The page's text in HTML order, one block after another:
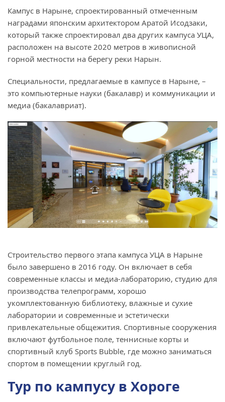
Кампус в Нарыне, спроектированный отмеченным
наградами японским архитектором Аратой Исодзаки,
который также спроектировал два других кампуса УЦА,
расположен на высоте 2020 метров в живописной
горной местности на берегу реки Нарын.
Специальности, предлагаемые в кампусе в Нарыне, –
это компьютерные науки (бакалавр) и коммуникации и
медиа (бакалавриат).
Строительство первого этапа кампуса УЦА в Нарыне
было завершено в 2016 году. Он включает в себя
современные классы и медиа-лабораторию, студию для
производства телепрограмм, хорошо
укомплектованную библиотеку, влажные и сухие
лаборатории и современные и эстетически
привлекательные общежития. Спортивные сооружения
включают футбольное поле, теннисные корты и
спортивный клуб Sports Bubble, где можно заниматься
спортом в помещении круглый год.
Тур по кампусу в Хороге